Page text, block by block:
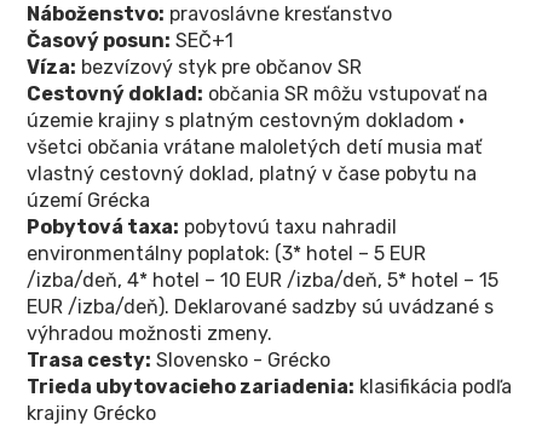
Náboženstvo: pravoslávne kresťanstvo
Časový posun: SEČ+1
Víza: bezvízový styk pre občanov SR
Cestovný doklad: občania SR môžu vstupovať na
územie krajiny s platným cestovným dokladom •
všetci občania vrátane maloletých detí musia mať
vlastný cestovný doklad, platný v čase pobytu na
území Grécka
Pobytová taxa: pobytovú taxu nahradil
environmentálny poplatok: (3* hotel – 5 EUR
/izba/deň, 4* hotel – 10 EUR /izba/deň, 5* hotel – 15
EUR /izba/deň). Deklarované sadzby sú uvádzané s
výhradou možnosti zmeny.
Trasa cesty: Slovensko - Grécko
Trieda ubytovacieho zariadenia: klasifikácia podľa
krajiny Grécko